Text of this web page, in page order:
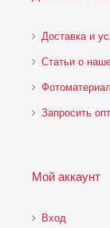
Доставка и
Статьи о
Запросить
Мой аккаунт
Вход